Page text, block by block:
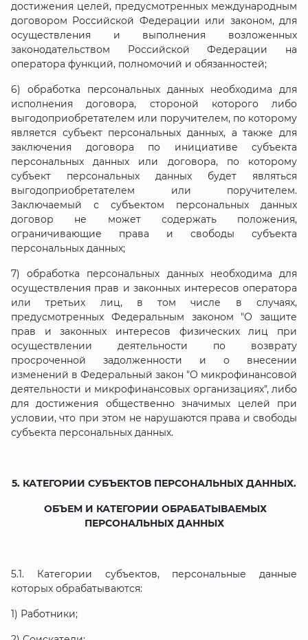
достижения целей, предусмотренных международным
договором Российской Федерации или законом, для
осуществления и выполнения возложенных
законодательством Российской Федерации на
оператора функций, полномочий и обязанностей;
6) обработка персональных данных необходима для
исполнения договора, стороной которого либо
выгодоприобретателем или поручителем, по которому
является субъект персональных данных, а также для
заключения договора по инициативе субъекта
персональных данных или договора, по которому
субъект персональных данных будет являться
выгодоприобретателем или поручителем.
Заключаемый с субъектом персональных данных
договор не может содержать положения,
ограничивающие права и свободы субъекта
персональных данных;
7) обработка персональных данных необходима для
осуществления прав и законных интересов оператора
или третьих лиц, в том числе в случаях,
предусмотренных Федеральным законом "О защите
прав и законных интересов физических лиц при
осуществлении деятельности по возврату
просроченной задолженности и о внесении
изменений в Федеральный закон "О микрофинансовой
деятельности и микрофинансовых организациях", либо
для достижения общественно значимых целей при
условии, что при этом не нарушаются права и свободы
субъекта персональных данных.
5. КАТЕГОРИИ СУБЪЕКТОВ ПЕРСОНАЛЬНЫХ ДАННЫХ.
ОБЪЕМ И КАТЕГОРИИ ОБРАБАТЫВАЕМЫХ
ПЕРСОНАЛЬНЫХ ДАННЫХ
5.1. Категории субъектов, персональные данные
которых обрабатываются:
1) Работники;